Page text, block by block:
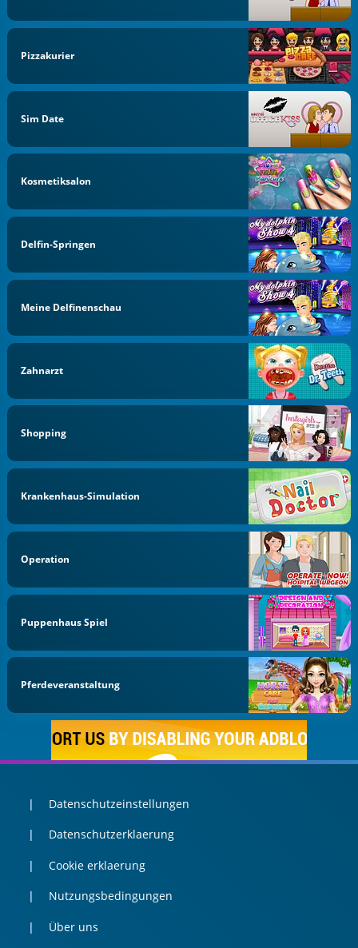
Pizzakurier
Sim Date
Kosmetiksalon
Delfin-Springen
Meine Delfinenschau
Zahnarzt
Shopping
Krankenhaus-Simulation
Operation
Puppenhaus Spiel
Pferdeveranstaltung
Datenschutzeinstellungen
Datenschutzerklaerung
Cookie erklaerung
Nutzungsbedingungen
Über uns